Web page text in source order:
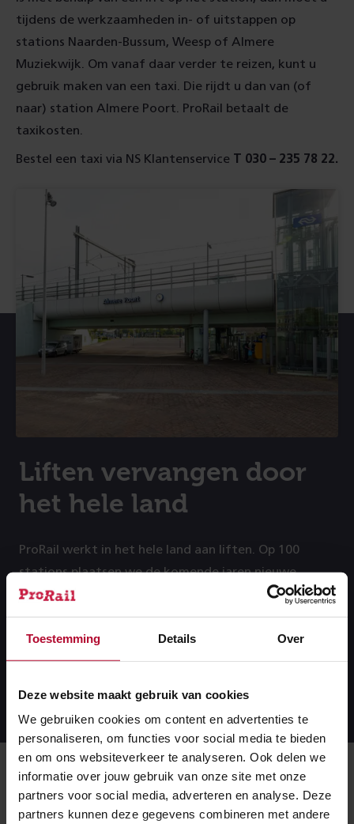
Toestemming Details Over
Deze website maakt gebruik van cookies
We gebruiken cookies om content en advertenties te
personaliseren, om functies voor social media te bieden
en om ons websiteverkeer te analyseren. Ook delen we
informatie over jouw gebruik van onze site met onze
partners voor social media, adverteren en analyse. Deze
partners kunnen deze gegevens combineren met andere
tijdens de werkzaamheden in- of uitstappen op
stations Naarden-Bussum, Weesp of Almere
Muziekwijk. Om vanaf daar verder te reizen, kunt u
gebruik maken van een taxi. Die rijdt u dan van (of
naar) station Almere Poort. ProRail betaalt de
taxikosten.
Bestel een taxi via NS Klantenservice T 030 – 235 78 22.
Liften vervangen door
het hele land
ProRail werkt in het hele land aan liften. Op 100
stations plaatsen we de komende jaren nieuwe
liften. In 2025 gaat het om de stations Diemen Zuid,
Woerden, Gouda Goverwelle, Zwijndrecht en
Maarssen.Lees hier meer.
Lees
Meer over:
Almere Poort Toegankelijkheid